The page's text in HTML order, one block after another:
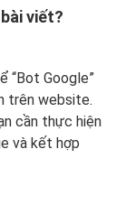
viết?
“Bot Google”
trên website.
cần thực hiện
và kết hợp